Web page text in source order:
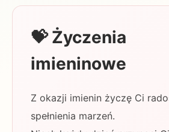
💝 Życzenia
imieninowe
Z okazji imienin życzę Ci
spełnienia marzeń.